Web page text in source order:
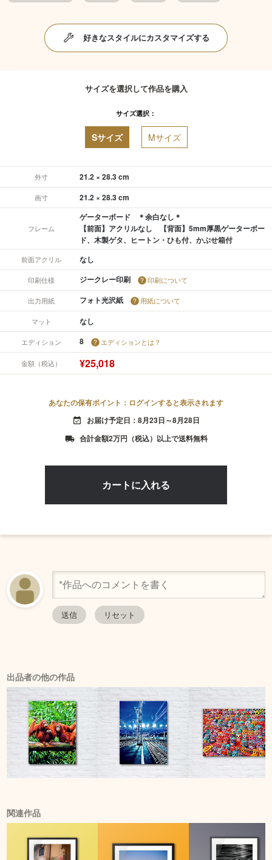
好きなスタイルにカスタマイズする
サイズを選択して作品を購入
サイズ選択：
Sサイズ Mサイズ
外寸 21.2 × 28.3 cm
画寸 21.2 × 28.3 cm
フレーム
ゲーターボード ＊余白なし＊
【前面】アクリルなし 【背面】5mm厚黒ゲーターボー
ド、木製ゲタ、ヒートン・ひも付、かぶせ箱付
前面アクリル なし
印刷仕様 ジークレー印刷 印刷について
出力用紙 フォト光沢紙 用紙について
マット なし
エディション 8 エディションとは？
金額（税込） ¥25,018
あなたの保有ポイント：ログインすると表示されます
event_available お届け予定日：8月23日～8月28日
local_shipping 合計金額2万円（税込）以上で送料無料
出品者の他の作品
関連作品